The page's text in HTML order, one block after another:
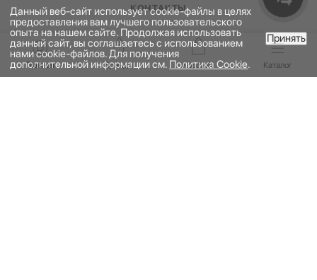
В КОРЗИНУ
КОНТАКТЫ
ПОДПИСАТЬСЯ НА РАССЫЛКУ
Данный веб-сайт использует cookie-файлы в целях
предоставления вам лучшего пользовательского
опыта на нашем сайте. Продолжая использовать
данный сайт, вы соглашаетесь с использованием
нами cookie-файлов. Для получения
дополнительной информации см. Политика Cookie.
Принять
Главная Бренды Корзина Каталог